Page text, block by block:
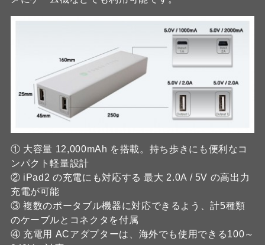
① 大容量 12,000mAh を搭載。持ち歩きにも便利なコ
ンパクト軽量設計
② iPad2 の充電にも対応する 最大 2.0A / 5V の高出力
充電が可能
③ 複数のポータブル機器に対応できるよう、計5種類
のケーブルとコネクタを付属
④ 充電用 ACアダプターは、海外でも使用できる100～